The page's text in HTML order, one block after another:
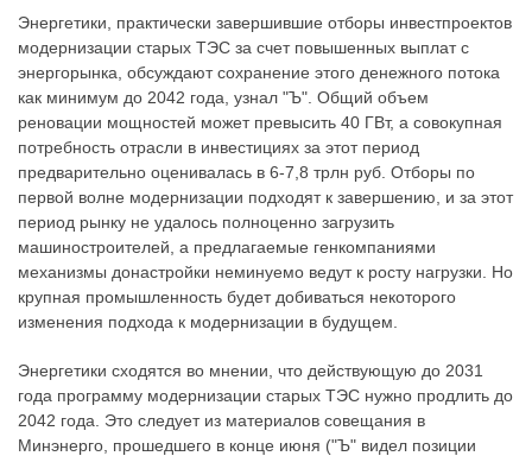
Энергетики, практически завершившие отборы инвестпроектов
модернизации старых ТЭС за счет повышенных выплат с
энергорынка, обсуждают сохранение этого денежного потока
как минимум до 2042 года, узнал "Ъ". Общий объем
реновации мощностей может превысить 40 ГВт, а совокупная
потребность отрасли в инвестициях за этот период
предварительно оценивалась в 6-7,8 трлн руб. Отборы по
первой волне модернизации подходят к завершению, и за этот
период рынку не удалось полноценно загрузить
машиностроителей, а предлагаемые генкомпаниями
механизмы донастройки неминуемо ведут к росту нагрузки. Но
крупная промышленность будет добиваться некоторого
изменения подхода к модернизации в будущем.
Энергетики сходятся во мнении, что действующую до 2031
года программу модернизации старых ТЭС нужно продлить до
2042 года. Это следует из материалов совещания в
Минэнерго, прошедшего в конце июня ("Ъ" видел позиции